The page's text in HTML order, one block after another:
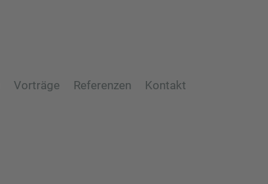
Vorträge Referenzen Kontakt